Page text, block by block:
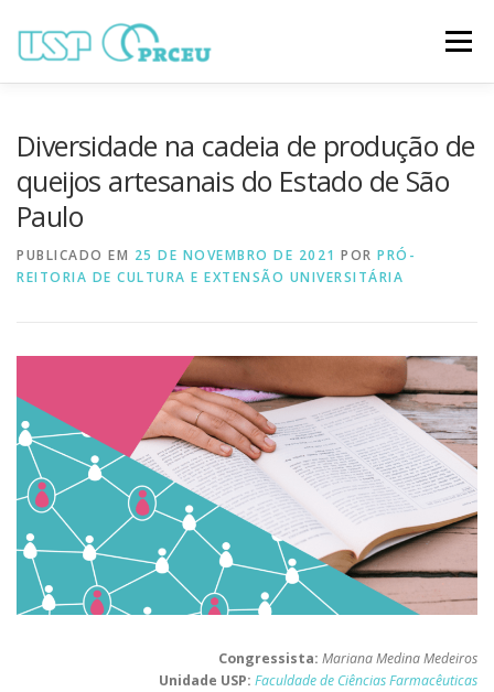
para
Menu
TRABALHOS ONLINE
Diversidade na cadeia de produção de
queijos artesanais do Estado de São
Paulo
PUBLICADO EM 25 DE NOVEMBRO DE 2021 POR PRÓ-
REITORIA DE CULTURA E EXTENSÃO UNIVERSITÁRIA
Congressista: Mariana Medina Medeiros
Unidade USP: Faculdade de Ciências Farmacêuticas